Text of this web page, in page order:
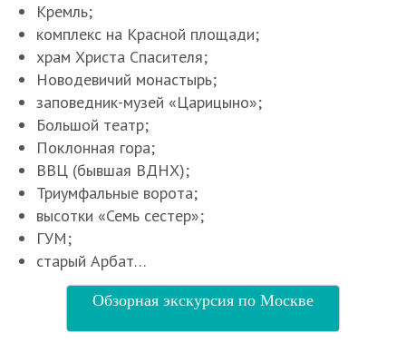
Кремль;
комплекс на Красной площади;
храм Христа Спасителя;
Новодевичий монастырь;
заповедник-музей «Царицыно»;
Большой театр;
Поклонная гора;
ВВЦ (бывшая ВДНХ);
Триумфальные ворота;
высотки «Семь сестер»;
ГУМ;
старый Арбат…
Обзорная экскурсия по Москве